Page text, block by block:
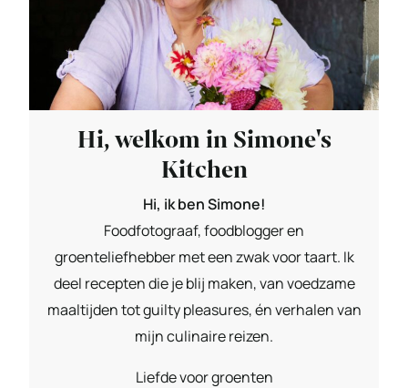
Hi, welkom in Simone's
Kitchen
Hi, ik ben Simone!
Foodfotograaf, foodblogger en
groenteliefhebber met een zwak voor taart. Ik
deel recepten die je blij maken, van voedzame
maaltijden tot guilty pleasures, én verhalen van
mijn culinaire reizen.
Liefde voor groenten